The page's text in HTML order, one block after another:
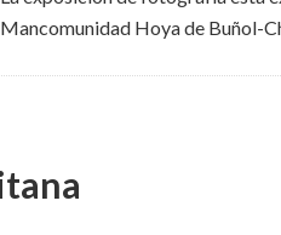
Mancomunidad Hoya de Buñol-